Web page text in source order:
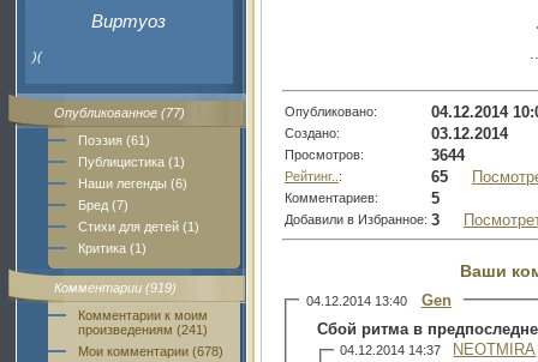
Виртуоз
)(
Опубликованное (77)
Поэзия (61)
Публицистика (1)
Наши легенды (6)
Бред (7)
Стихи для детей (1)
Критика (1)
Комментарии (919)
Комментарии к моим
произведениям (241)
Мои комментарии (678)
Опубликовано: 04.12.2014
Создано: 03.12.2014
Просмотров: 3644
Рейтинг.. : 65
Комментариев: 5
Добавили в Избранное: 3
Ваши
04.12.2014 13:40
Gen
Сбой ритма в
04.12.2014 14:37
NEOTMIRA